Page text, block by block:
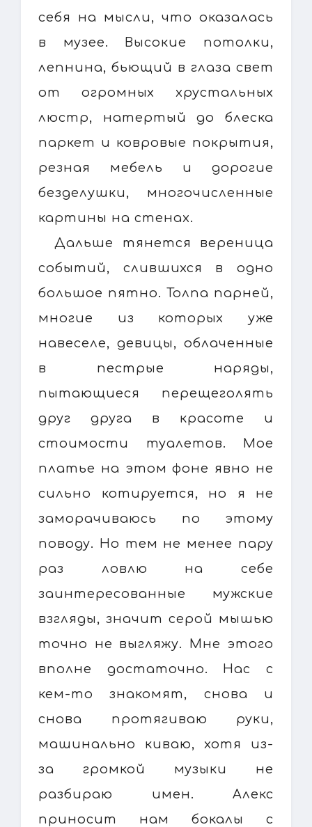
себя на мысли, что оказалась
в музее. Высокие потолки,
лепнина, бьющий в глаза свет
от огромных хрустальных
люстр, натертый до блеска
паркет и ковровые покрытия,
резная мебель и дорогие
безделушки, многочисленные
картины на стенах.
Дальше тянется вереница
событий, слившихся в одно
большое пятно. Толпа парней,
многие из которых уже
навеселе, девицы, облаченные
в пестрые наряды,
пытающиеся перещеголять
друг друга в красоте и
стоимости туалетов. Мое
платье на этом фоне явно не
сильно котируется, но я не
заморачиваюсь по этому
поводу. Но тем не менее пару
раз ловлю на себе
заинтересованные мужские
взгляды, значит серой мышью
точно не выгляжу. Мне этого
вполне достаточно. Нас с
кем-то знакомят, снова и
снова протягиваю руки,
машинально киваю, хотя из-
за громкой музыки не
разбираю имен. Алекс
приносит нам бокалы с